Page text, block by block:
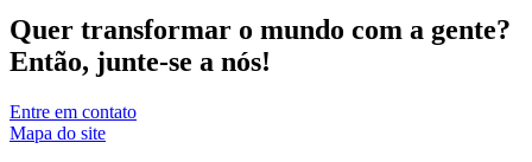
Quer transformar o mundo com a gente?
Então, junte-se a nós!
Entre em contato
Mapa do site